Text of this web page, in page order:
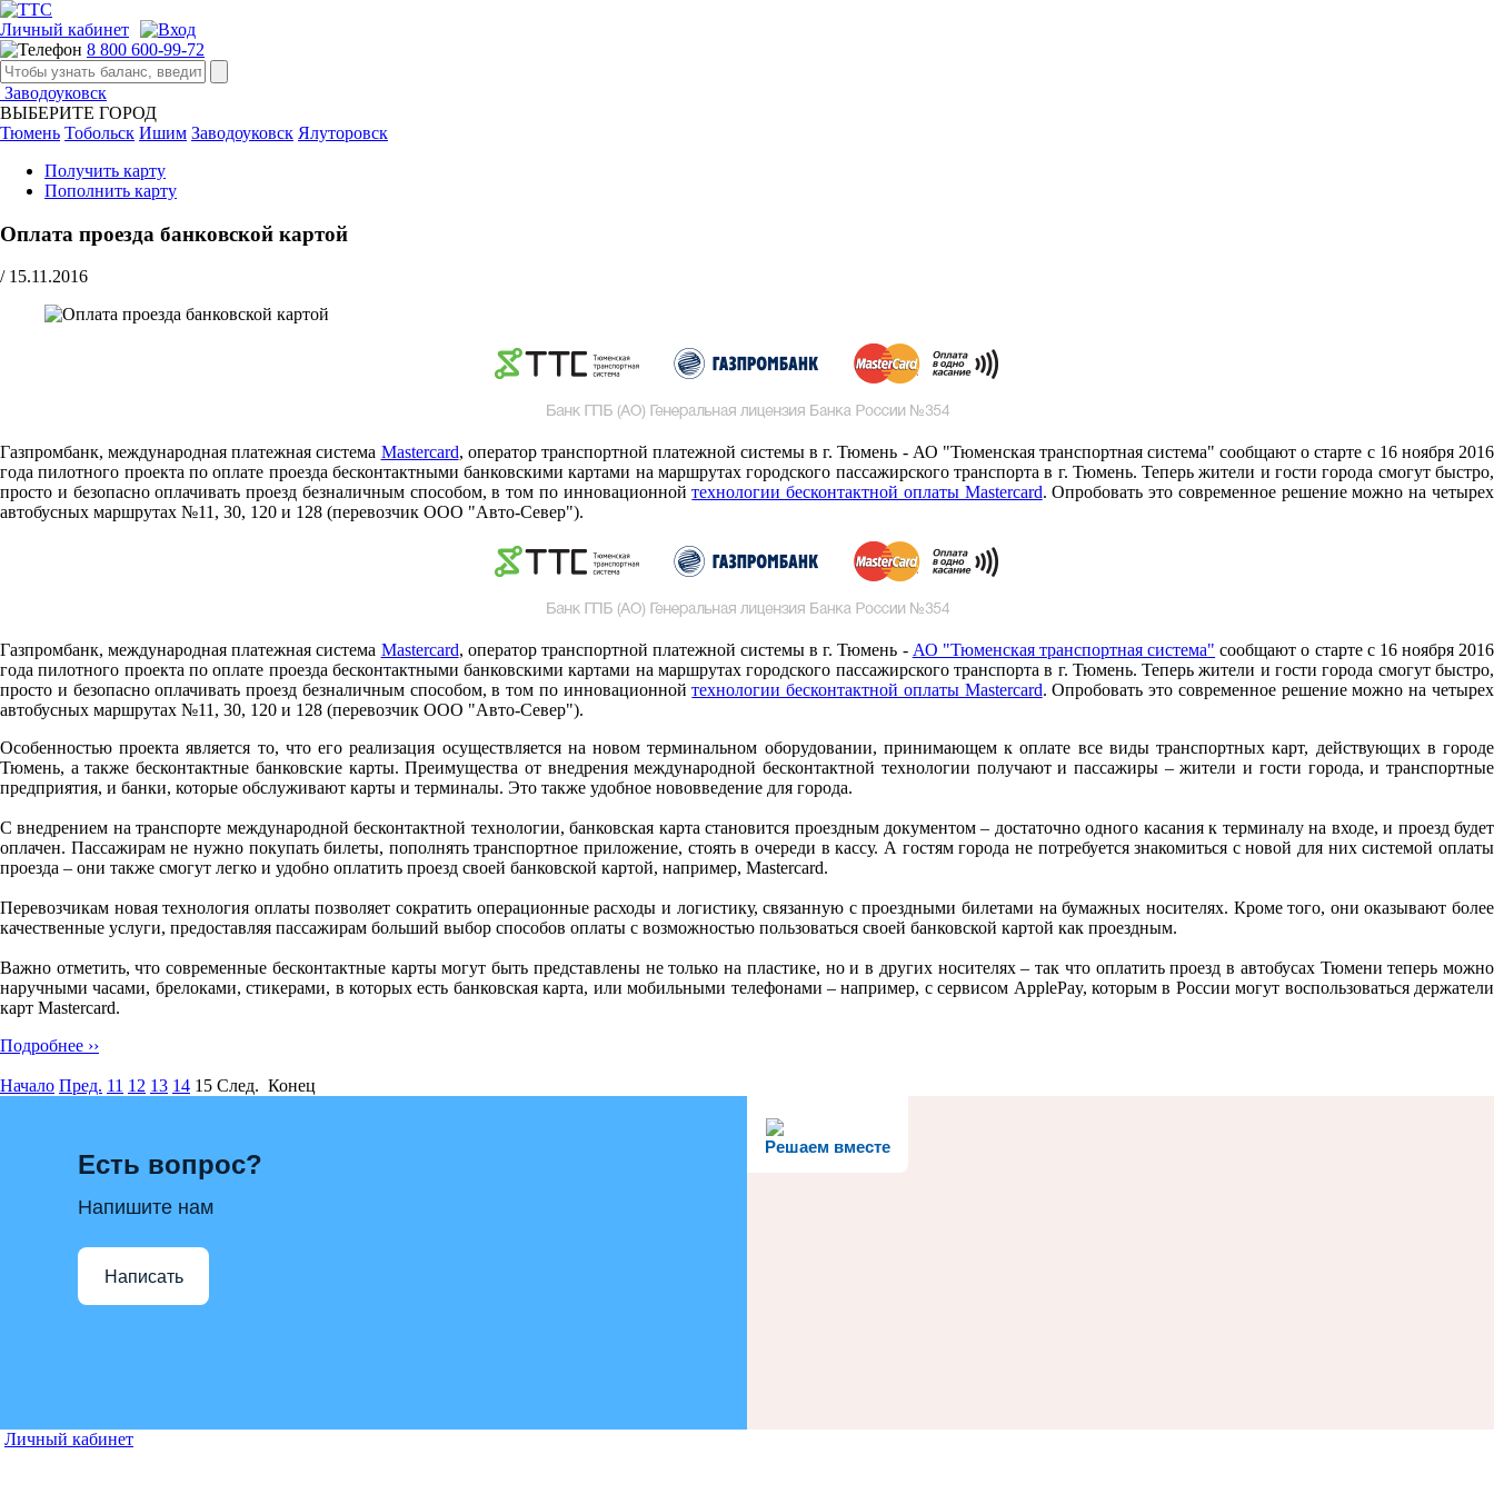
Личный кабинет
8 800 600-99-72
Заводоуковск
ВЫБЕРИТЕ ГОРОД
Тюмень Тобольск Ишим Заводоуковск Ялуторовск
Получить карту
Пополнить карту
Оплата проезда банковской картой
/ 15.11.2016
Газпромбанк, международная платежная система Mastercard, оператор транспортной платежной системы в г. Тюмень - АО "Тюменская транспортная система" сообщают о старте c 16 ноября 2016
года пилотного проекта по оплате проезда бесконтактными банковскими картами на маршрутах городского пассажирского транспорта в г. Тюмень. Теперь жители и гости города смогут быстро,
просто и безопасно оплачивать проезд безналичным способом, в том по инновационнойтехнологии бесконтактной оплаты Mastercard. Опробовать это современное решение можно на четырех
автобусных маршрутах №11, 30, 120 и 128 (перевозчик ООО "Авто-Север").
Газпромбанк, международная платежная система Mastercard, оператор транспортной платежной системы в г. Тюмень - АО "Тюменская транспортная система" сообщают о старте c 16 ноября 2016
года пилотного проекта по оплате проезда бесконтактными банковскими картами на маршрутах городского пассажирского транспорта в г. Тюмень. Теперь жители и гости города смогут быстро,
просто и безопасно оплачивать проезд безналичным способом, в том по инновационнойтехнологии бесконтактной оплаты Mastercard. Опробовать это современное решение можно на четырех
автобусных маршрутах №11, 30, 120 и 128 (перевозчик ООО "Авто-Север").
Особенностью проекта является то, что его реализация осуществляется на новом терминальном оборудовании, принимающем к оплате все виды транспортных карт, действующих в городе
Тюмень, а также бесконтактные банковские карты. Преимущества от внедрения международной бесконтактной технологии получают и пассажиры – жители и гости города, и транспортные
предприятия, и банки, которые обслуживают карты и терминалы. Это также удобное нововведение для города.
С внедрением на транспорте международной бесконтактной технологии, банковская карта становится проездным документом – достаточно одного касания к терминалу на входе, и проезд будет
оплачен. Пассажирам не нужно покупать билеты, пополнять транспортное приложение, стоять в очереди в кассу. А гостям города не потребуется знакомиться с новой для них системой оплаты
проезда – они также смогут легко и удобно оплатить проезд своей банковской картой, например, Mastercard.
Перевозчикам новая технология оплаты позволяет сократить операционные расходы и логистику, связанную с проездными билетами на бумажных носителях. Кроме того, они оказывают более
качественные услуги, предоставляя пассажирам больший выбор способов оплаты с возможностью пользоваться своей банковской картой как проездным.
Важно отметить, что современные бесконтактные карты могут быть представлены не только на пластике, но и в других носителях – так что оплатить проезд в автобусах Тюмени теперь можно
наручными часами, брелоками, стикерами, в которых есть банковская карта, или мобильными телефонами – например, с сервисом ApplePay, которым в России могут воспользоваться держатели
карт Mastercard.
Подробнее ››
Начало Пред. 11 12 13 14 15 След. Конец
Решаем вместе
Есть вопрос?
Напишите нам
Написать
Личный кабинет